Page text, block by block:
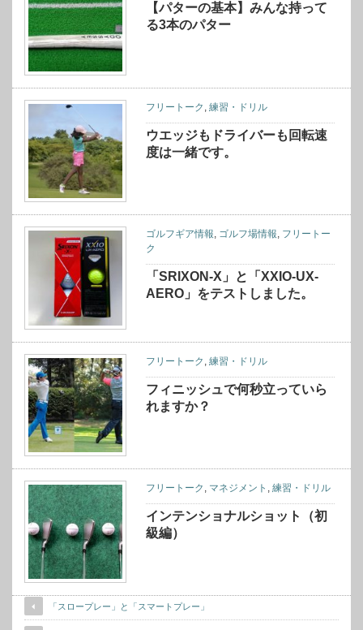
【パターの基本】みんな持って
る3本のパター
フリートーク ,練習・ドリル
ウエッジもドライバーも回転速
度は一緒です。
ゴルフギア情報, ゴルフ場情報, フリートー
ク
「SRIXON-X」と「XXIO-UX-
AERO」をテストしました。
フリートーク ,練習・ドリル
フィニッシュで何秒立っていら
れますか？
フリートーク , マネジメント ,練習・ドリル
インテンショナルショット（初
級編）
「スロープレー」と「スマートプレー」